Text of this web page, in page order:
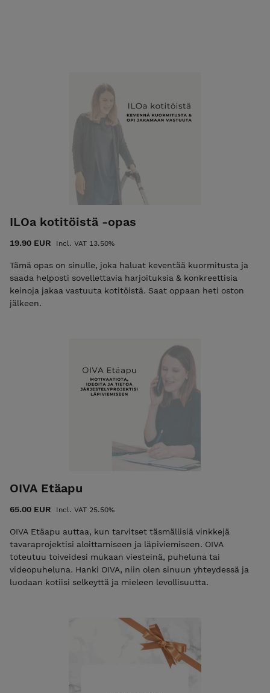
Sanna
Ammattijärjestäjä ja rakentavan vuorovaikutuksen
ohjaaja
ILOa kotitöistä -opas
19.90 EUR Incl. VAT 13.50%
Tämä opas on sinulle, joka haluat keventää kuormitusta ja
saada helposti sovellettavia harjoituksia & konkreettisia
keinoja jakaa vastuuta kotitöistä. Saat oppaan heti oston
jälkeen.
OIVA Etäapu
65.00 EUR Incl. VAT 25.50%
OIVA Etäapu auttaa, kun tarvitset täsmällisiä vinkkejä
tavaraprojektisi aloittamiseen ja läpiviemiseen. OIVA
toteutuu toiveidesi mukaan viesteinä, puheluna tai
videopuheluna. Hanki OIVA, niin olen sinuun yhteydessä ja
luodaan kotiisi selkeyttä ja mieleen levollisuutta.